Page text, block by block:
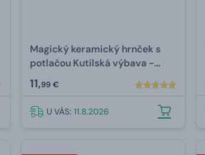
Magický keramický hrnček s
potlačou Kutilská výbava -
celopotlač
11,99 €
U VÁS: 11.8.2026